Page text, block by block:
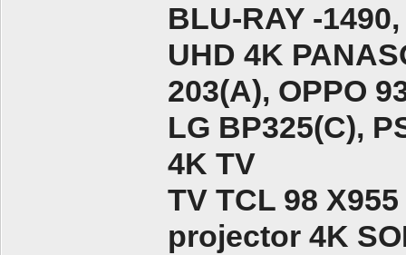
BLU-RAY -
UHD 4K
203(A), ОPPO
LG BP325(C),
4K TV
TV TCL 98 X955
projector 4K